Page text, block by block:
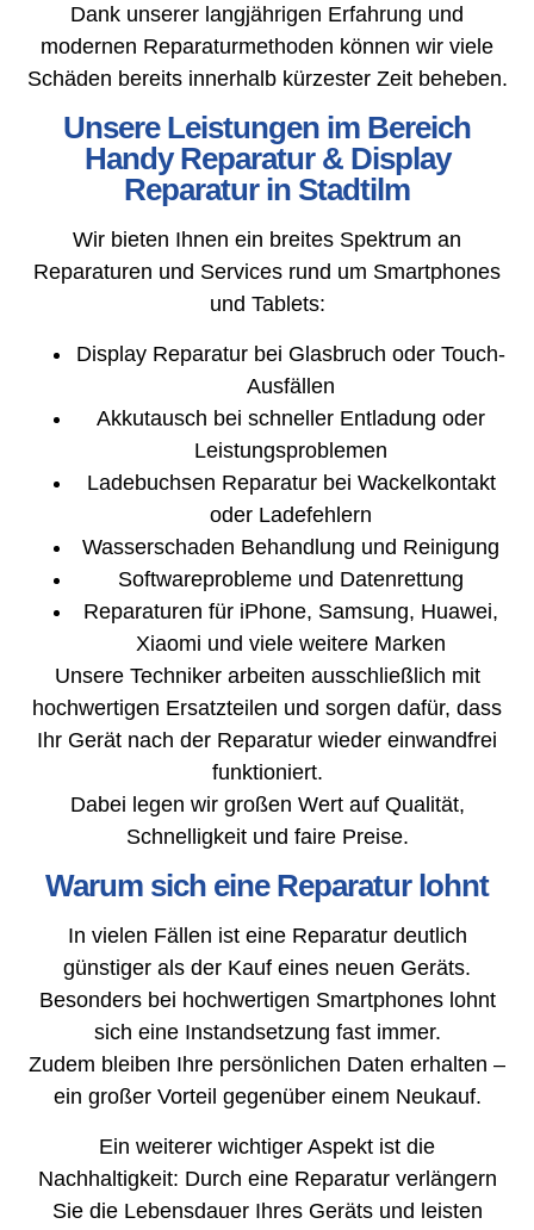
Dank unserer langjährigen Erfahrung und
modernen Reparaturmethoden können wir viele
Schäden bereits innerhalb kürzester Zeit beheben.
Unsere Leistungen im Bereich
Handy Reparatur & Display
Reparatur in Stadtilm
Wir bieten Ihnen ein breites Spektrum an
Reparaturen und Services rund um Smartphones
und Tablets:
Display Reparatur bei Glasbruch oder Touch-
Ausfällen
Akkutausch bei schneller Entladung oder
Leistungsproblemen
Ladebuchsen Reparatur bei Wackelkontakt
oder Ladefehlern
Wasserschaden Behandlung und Reinigung
Softwareprobleme und Datenrettung
Reparaturen für iPhone, Samsung, Huawei,
Xiaomi und viele weitere Marken
Unsere Techniker arbeiten ausschließlich mit
hochwertigen Ersatzteilen und sorgen dafür, dass
Ihr Gerät nach der Reparatur wieder einwandfrei
funktioniert.
Dabei legen wir großen Wert auf Qualität,
Schnelligkeit und faire Preise.
Warum sich eine Reparatur lohnt
In vielen Fällen ist eine Reparatur deutlich
günstiger als der Kauf eines neuen Geräts.
Besonders bei hochwertigen Smartphones lohnt
sich eine Instandsetzung fast immer.
Zudem bleiben Ihre persönlichen Daten erhalten –
ein großer Vorteil gegenüber einem Neukauf.
Ein weiterer wichtiger Aspekt ist die
Nachhaltigkeit: Durch eine Reparatur verlängern
Sie die Lebensdauer Ihres Geräts und leisten